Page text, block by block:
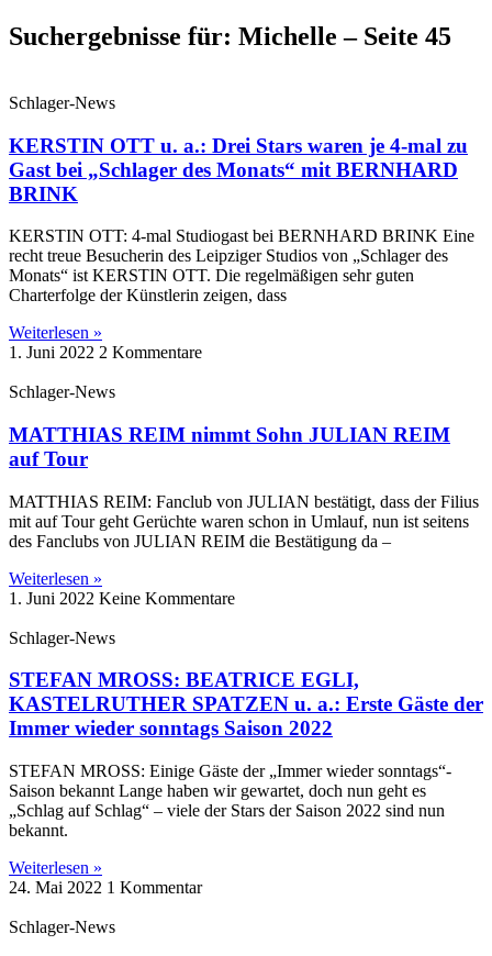
Suchergebnisse für: Michelle – Seite 45
Schlager-News
KERSTIN OTT u. a.: Drei Stars waren je 4-mal zu
Gast bei „Schlager des Monats“ mit BERNHARD
BRINK
KERSTIN OTT: 4-mal Studiogast bei BERNHARD BRINK Eine
recht treue Besucherin des Leipziger Studios von „Schlager des
Monats“ ist KERSTIN OTT. Die regelmäßigen sehr guten
Charterfolge der Künstlerin zeigen, dass
Weiterlesen »
1. Juni 2022 2 Kommentare
Schlager-News
MATTHIAS REIM nimmt Sohn JULIAN REIM
auf Tour
MATTHIAS REIM: Fanclub von JULIAN bestätigt, dass der Filius
mit auf Tour geht Gerüchte waren schon in Umlauf, nun ist seitens
des Fanclubs von JULIAN REIM die Bestätigung da –
Weiterlesen »
1. Juni 2022 Keine Kommentare
Schlager-News
STEFAN MROSS: BEATRICE EGLI,
KASTELRUTHER SPATZEN u. a.: Erste Gäste der
Immer wieder sonntags Saison 2022
STEFAN MROSS: Einige Gäste der „Immer wieder sonntags“-
Saison bekannt Lange haben wir gewartet, doch nun geht es
„Schlag auf Schlag“ – viele der Stars der Saison 2022 sind nun
bekannt.
Weiterlesen »
24. Mai 2022 1 Kommentar
Schlager-News